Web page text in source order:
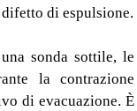
di espulsione.
sonda sottile, le
la contrazione
di evacuazione. È